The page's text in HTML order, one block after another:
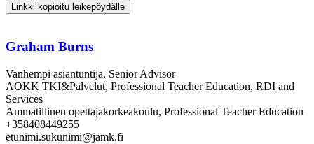
Linkki kopioitu leikepöydälle
Graham Burns
Vanhempi asiantuntija, Senior Advisor
AOKK TKI&Palvelut, Professional Teacher Education, RDI and
Services
Ammatillinen opettajakorkeakoulu, Professional Teacher Education
+358408449255
etunimi.sukunimi@jamk.fi